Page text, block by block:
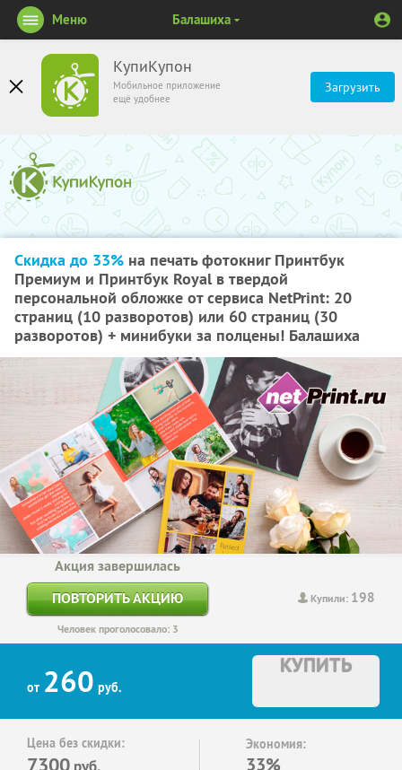
КупиКупон
Мобильное приложение
ещё удобнее
Загрузить
Меню Балашиха
Скидка до 33% на печать фотокниг Принтбук
Премиум и Принтбук Royal в твердой
персональной обложке от сервиса NetPrint: 20
страниц (10 разворотов) или 60 страниц (30
разворотов) + минибуки за полцены! Балашиха
Купили: 198
Акция завершилась
ПОВТОРИТЬ АКЦИЮ
Человек проголосовало: 3
от 260 руб.
КУПИТЬ
Цена без скидки:
7300
Экономия:
33%